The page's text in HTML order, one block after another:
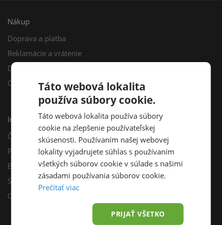
Nákup
Doprava a platba
Reklamácie a vrátenie
Darčekový poukaz
Odberné miesta
Informácie
Často kladené otázky
Poradňa
Blog
Sprievodca výberom fotovoltiky
Odporúčací program
Táto webová lokalita
používa súbory cookie.
Táto webová lokalita používa súbory
cookie na zlepšenie používateľskej
skúsenosti. Používaním našej webovej
lokality vyjadrujete súhlas s používaním
všetkých súborov cookie v súlade s našimi
zásadami používania súborov cookie.
Prečítať viac
PRIJAŤ VŠETKO